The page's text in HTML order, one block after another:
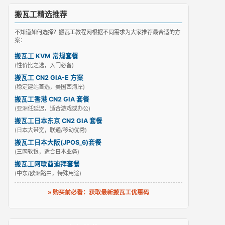
搬瓦工精选推荐
不知道如何选择？搬瓦工教程网根据不同需求为大家推荐最合适的方
案：
搬瓦工 KVM 常规套餐
(性价比之选，入门必备)
搬瓦工 CN2 GIA-E 方案
(稳定建站首选，美国西海岸)
搬瓦工香港 CN2 GIA 套餐
(亚洲低延迟，适合游戏或办公)
搬瓦工日本东京 CN2 GIA 套餐
(日本大带宽，联通/移动优秀)
搬瓦工日本大阪(JPOS_6)套餐
(三网软银，适合日本业务)
搬瓦工阿联酋迪拜套餐
(中东/欧洲路由，特殊用途)
» 购买前必看：获取最新搬瓦工优惠码